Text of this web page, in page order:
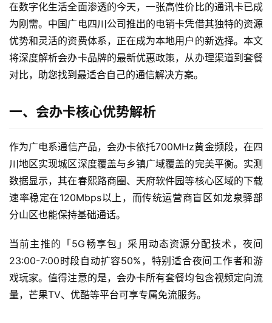
在数字化生活全面渗透的今天，一张高性价比的通讯卡已成
为刚需。中国广电四川公司推出的电销卡凭借其独特的资源
优势和灵活的资费体系，正在成为本地用户的新选择。本文
将深度解析会办卡品牌的最新优惠政策，从办理渠道到套餐
对比，助您找到最适合自己的通信解决方案。
一、会办卡核心优势解析
作为广电系通信产品，会办卡依托700MHz黄金频段，在四
川地区实现城区深度覆盖与乡镇广域覆盖的完美平衡。实测
数据显示，其在春熙路商圈、天府软件园等核心区域的下载
速率稳定在120Mbps以上，而传统运营商盲区如龙泉驿部
分山区也能保持基础通话。
当前主推的「5G畅享包」采用动态资源分配技术，夜间
23:00-7:00时段自动扩容50%，特别适合夜间工作者和游
戏玩家。值得注意的是，会办卡所有套餐均包含视频定向流
量，芒果TV、优酷等平台可享专属免流服务。